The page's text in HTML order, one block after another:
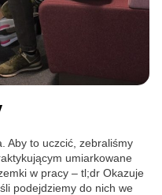
Aby to uczcić, zebraliśmy
umiarkowane
w pracy – tl;dr Okazuje
podejdziemy do nich we